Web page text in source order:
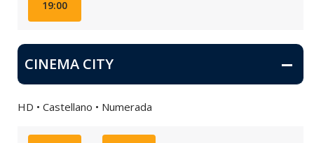
19:00
CINEMA CITY
HD • Castellano • Numerada